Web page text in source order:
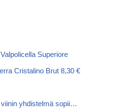
Superiore
Cristalino Brut 8,30 €
yhdistelmä sopii…